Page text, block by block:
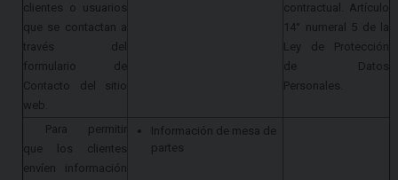
clientes o usuarios
que se contactan a
través del
formulario de
Contacto del sitio
web.
contractual. Artículo
14° numeral 5 de la
Ley de Protección
de Datos
Personales.
Para permitir
que los clientes
envíen información
Información de mesa de
partes